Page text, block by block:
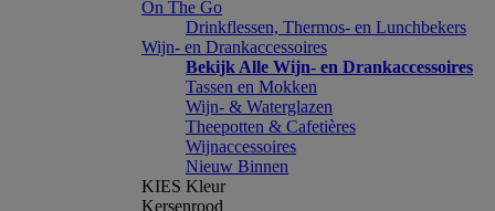
On The Go
Drinkflessen, Thermos- en Lunchbekers
Wijn- en Drankaccessoires
Bekijk Alle Wijn- en Drankaccessoires
Tassen en Mokken
Wijn- & Waterglazen
Theepotten & Cafetières
Wijnaccessoires
Nieuw Binnen
KIES Kleur
Kersenrood